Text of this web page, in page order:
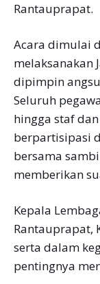
Rantauprapat.
Acara dimulai
melaksanakan
dipimpin
Seluruh
hingga staf
berpartisipasi
bersama
memberikan
Kepala
Rantauprapat,
serta dalam
pentingnya